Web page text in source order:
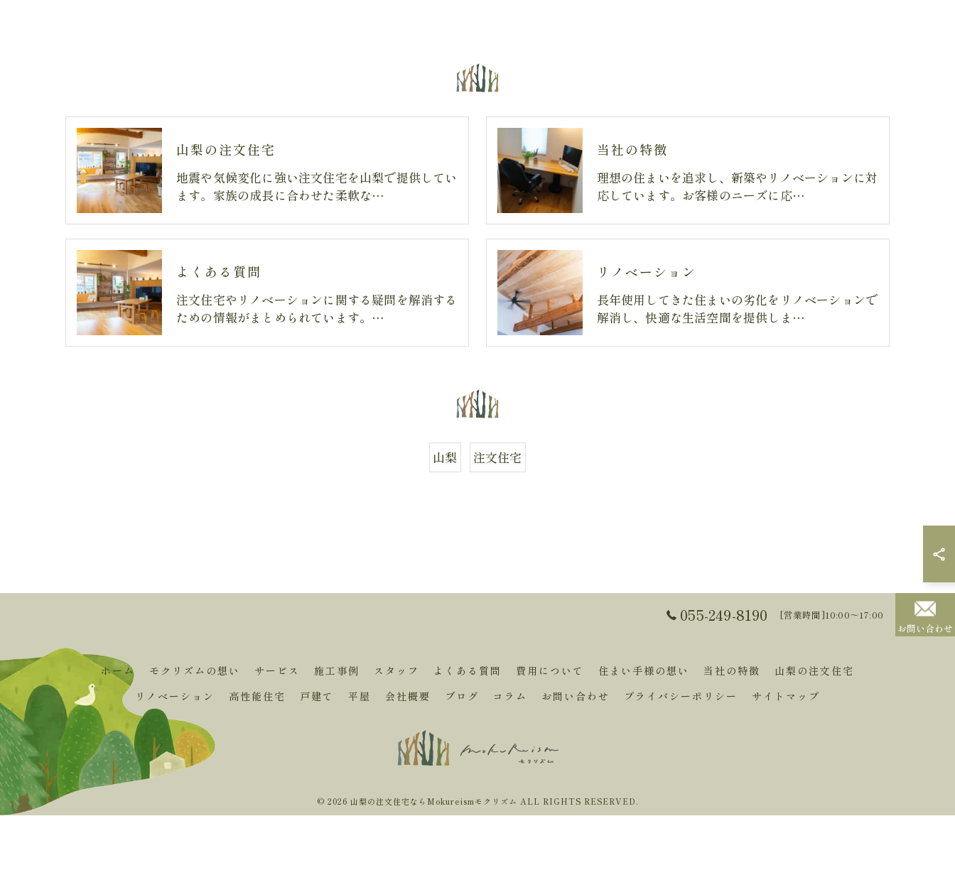
山梨の注文住宅
地震や気候変化に強い注文住宅を山梨で提供してい
ます。家族の成長に合わせた柔軟な…
当社の特徴
理想の住まいを追求し、新築やリノベーションに対
応しています。お客様のニーズに応…
よくある質問
注文住宅やリノベーションに関する疑問を解消する
ための情報がまとめられています。…
リノベーション
長年使用してきた住まいの劣化をリノベーションで
解消し、快適な生活空間を提供しま…
山梨 注文住宅
055-249-8190
[営業時間]10:00～17:00
お問い合わせ
ホーム モクリズムの想い サービス 施工事例 スタッフ よくある質問 費用について 住まい手様の想い 当社の特徴
山梨の注文住宅
リノベーション
高性能住宅 戸建て 平屋 会社概要 ブログ コラム お問い合わせ プライバシーポリシー サイトマップ
© 2026 山梨の注文住宅ならMokureismモクリズム ALL RIGHTS RESERVED.